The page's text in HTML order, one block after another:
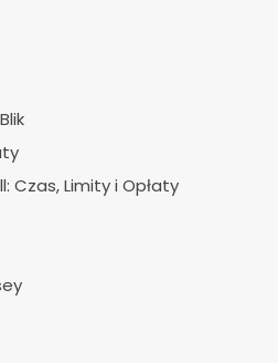
Czas, Limity i Opłaty